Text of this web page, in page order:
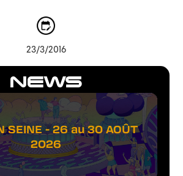
NEWS
SEINE - 26 au 30 AOÛT
2026
23/3/2016